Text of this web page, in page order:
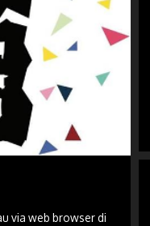
via web browser di